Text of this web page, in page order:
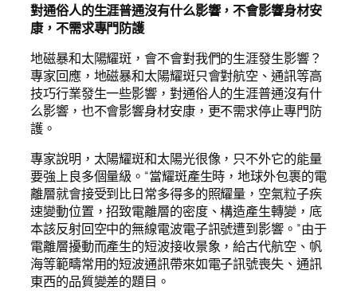
對通俗人的生涯普通沒有什么影響，不會影響身材安
康，不需求專門防護
地磁暴和太陽耀斑，會不會對我們的生涯發生影響？
專家回應，地磁暴和太陽耀斑只會對航空、通訊等高
技巧行業發生一些影響，對通俗人的生涯普通沒有什
么影響，也不會影響身材安康，更不需求停止專門防
護。
專家說明，太陽耀斑和太陽光很像，只不外它的能量
要強上良多個量級。“當耀斑產生時，地球外包裹的電
離層就會接受到比日常多得多的照耀量，空氣粒子疾
速變動位置，招致電離層的密度、構造產生轉變，底
本該反射回空中的無線電波電子訊號遭到影響。”由于
電離層擾動而產生的短波接收景象，給古代航空、帆
海等範疇常用的短波通訊帶來如電子訊號喪失、通訊
東西的品質變差的題目。